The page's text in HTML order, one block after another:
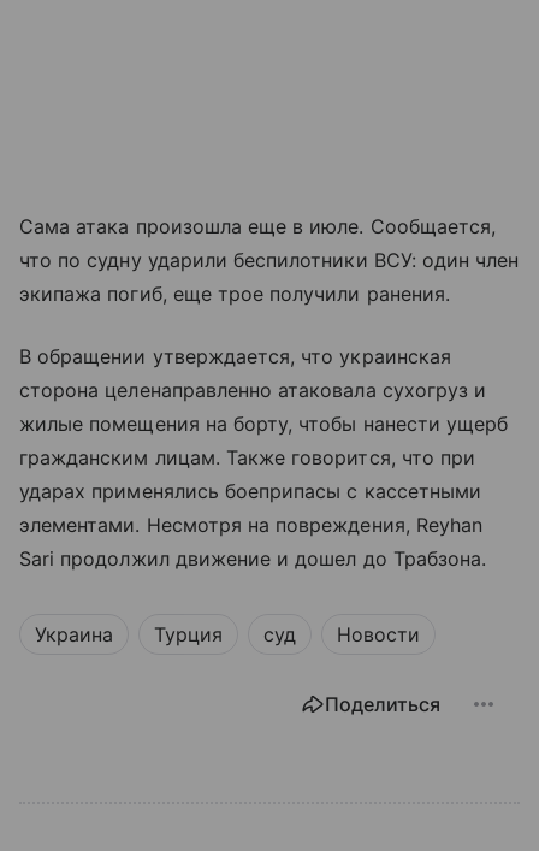
Сама атака произошла еще в июле. Сообщается,
что по судну ударили беспилотники ВСУ: один член
экипажа погиб, еще трое получили ранения.
В обращении утверждается, что украинская
сторона целенаправленно атаковала сухогруз и
жилые помещения на борту, чтобы нанести ущерб
гражданским лицам. Также говорится, что при
ударах применялись боеприпасы с кассетными
элементами. Несмотря на повреждения, Reyhan
Sari продолжил движение и дошел до Трабзона.
Украина Турция суд Новости
Поделиться